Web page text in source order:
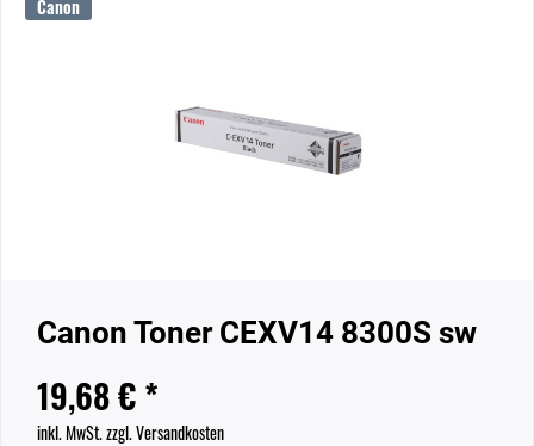
Canon
Canon Toner CEXV14 8300S sw
19,68 € *
inkl. MwSt.zzgl. Versandkosten